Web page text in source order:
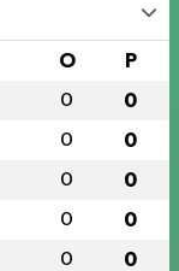
O P
0 0
0 0
0 0
0 0
0 0